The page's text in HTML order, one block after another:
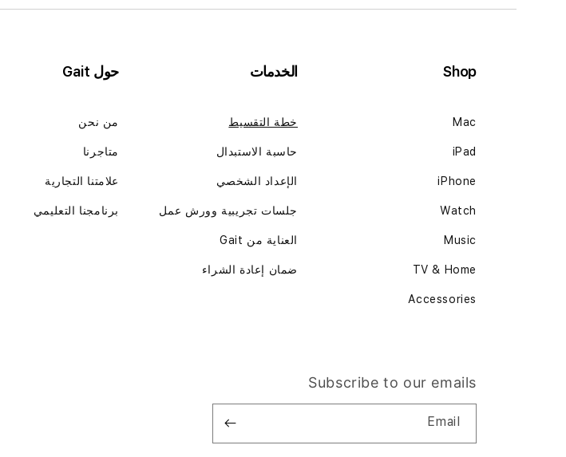
Shop
Mac
iPad
iPhone
Watch
Music
TV & Home
Accessories
الخدمات
خطة التقسيط
حاسبة الاستبدال
الإعداد الشخصي
جلسات تجريبية وورش عمل
العناية من Gait
ضمان إعادة الشراء
حول Gait
من نحن
متاجرنا
علامتنا التجارية
برنامجنا التعليمي
Subscribe to our emails
Email